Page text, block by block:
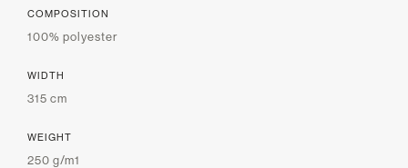
COMPOSITION
100% polyester
WIDTH
315 cm
WEIGHT
250 g/m1